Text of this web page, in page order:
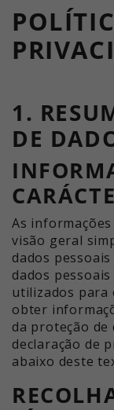
1.
DE
As
visão geral
dados
dados
utilizados para
obter
da proteção de
declaração de
abaixo deste
Objetivo
Nome
Fornecedor
Tempo de
execução
Objetivo